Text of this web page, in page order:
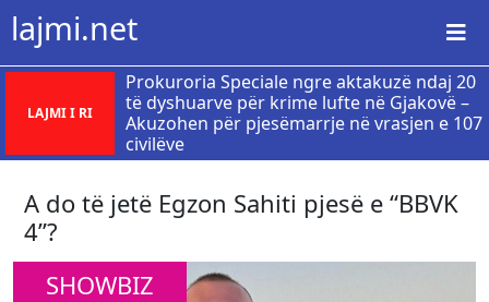
lajmi.net
LAJMI I RI
Prokuroria Speciale ngre aktakuzë ndaj 20
të dyshuarve për krime lufte në Gjakovë –
Akuzohen për pjesëmarrje në vrasjen e 107
civilëve
A do të jetë Egzon Sahiti pjesë e “BBVK
4”?
SHOWBIZ